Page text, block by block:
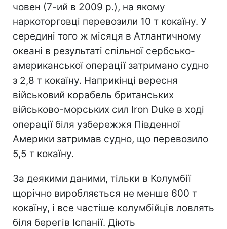
човен (7-ий в 2009 р.), на якому
наркоторговці перевозили 10 т кокаїну. У
середині того ж місяця в Атлантичному
океані в результаті спільної сербсько-
американської операції затримано судно
з 2,8 т кокаїну. Наприкінці вересня
військовий корабель британських
військово-морських сил Iron Duke в ході
операції біля узбережжя Південної
Америки затримав судно, що перевозило
5,5 т кокаїну.
За деякими даними, тільки в Колумбії
щорічно виробляється не менше 600 т
кокаїну, і все частіше колумбійців ловлять
біля берегів Іспанії. Діють